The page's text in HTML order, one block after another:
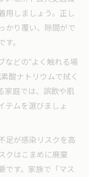
用しましょう。正し
かり覆い、隙間がで
。
などの“よく触れる場
酸ナトリウムで拭く
家庭では、誤飲や肌
テムを選びましょ
足が感染リスクを高
クはこまめに廃棄
です。家族で「マス